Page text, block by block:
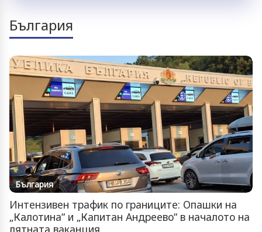
България
България
Интензивен трафик по границите: Опашки на
„Калотина“ и „Капитан Андреево“ в началото на
лятната ваканция